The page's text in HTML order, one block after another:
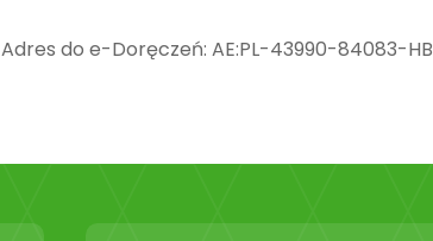
Adres do e-Doręczeń: AE:PL-43990-84083-